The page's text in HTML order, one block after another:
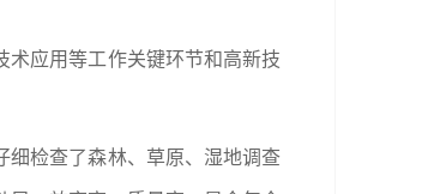
术应用等工作关键环节和高新技
细检查了森林、草原、湿地调查